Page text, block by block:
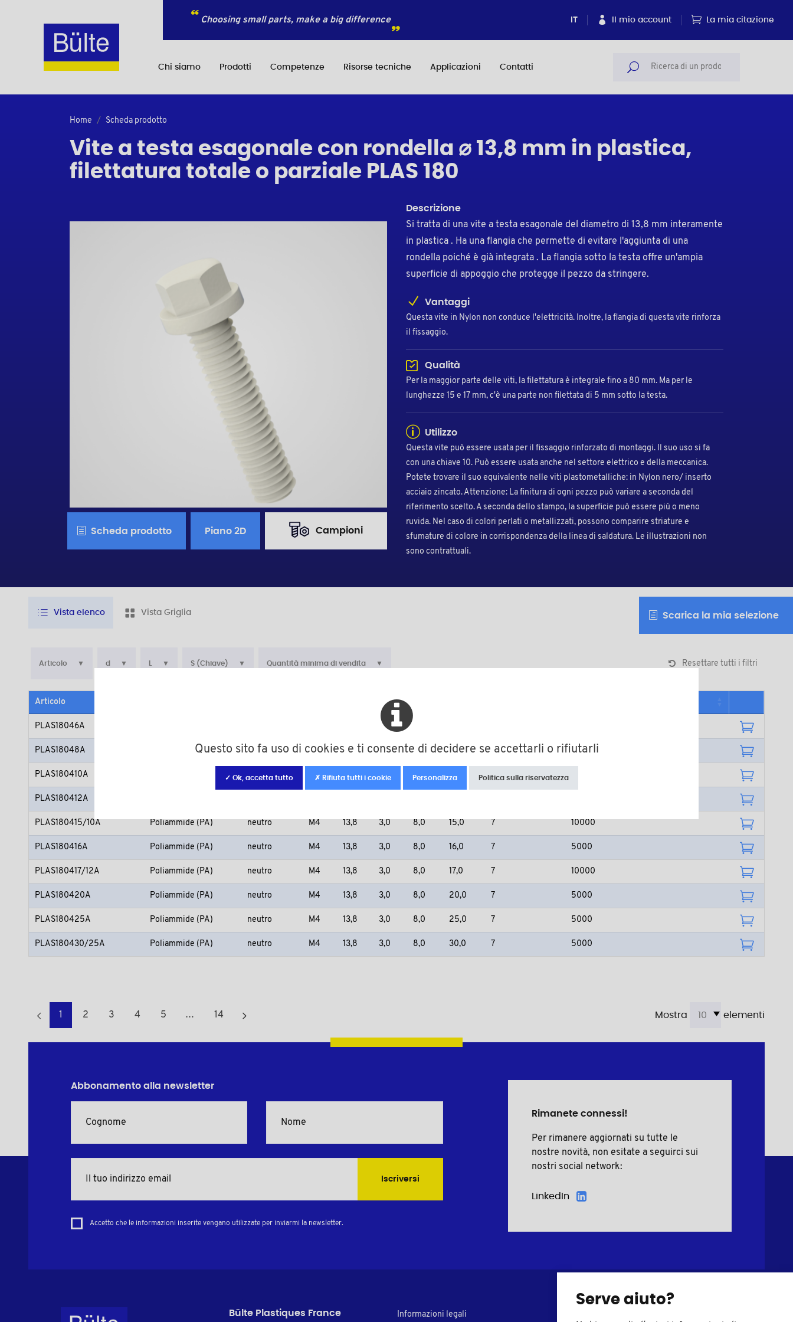
Choosing small parts, make a big difference IT Il mio account La mia citazione
Chi siamo Prodotti Competenze Risorse tecniche Applicazioni Contatti
Home Scheda prodotto
Vite a testa esagonale con rondella ⌀ 13,8 mm in plastica,
filettatura totale o parziale PLAS 180
Scheda prodotto Piano 2D Campioni
Descrizione
Si tratta di una vite a testa esagonale del diametro di 13,8 mm interamente
in plastica . Ha una flangia che permette di evitare l'aggiunta di una
rondella poiché è già integrata . La flangia sotto la testa offre un'ampia
superficie di appoggio che protegge il pezzo da stringere.
Vantaggi
Questa vite in Nylon non conduce l'elettricità. Inoltre, la flangia di questa vite rinforza
il fissaggio.
Qualità
Per la maggior parte delle viti, la filettatura è integrale fino a 80 mm. Ma per le
lunghezze 15 e 17 mm, c'è una parte non filettata di 5 mm sotto la testa.
Utilizzo
Questa vite può essere usata per il fissaggio rinforzato di montaggi. Il suo uso si fa
con una chiave 10. Può essere usata anche nel settore elettrico e della meccanica.
Potete trovare il suo equivalente nelle viti plastometalliche: in Nylon nero/ inserto
acciaio zincato. Attenzione: La finitura di ogni pezzo può variare a seconda del
riferimento scelto. A seconda dello stampo, la superficie può essere più o meno
ruvida. Nel caso di colori perlati o metallizzati, possono comparire striature e
sfumature di colore in corrispondenza della linea di saldatura. Le illustrazioni non
sono contrattuali.
Scarica la mia selezione
Vista elenco Vista Griglia
Resettare tutti i filtri
Articolo d L S (Chiave) Quantità minima di vendita
Articolo
PLAS18046A 3,0
PLAS18048A Poliammide (PA) neutro M4 13,8 3,0 8,0 8,0 7 5000
PLAS180410A neutro M4 13,8 3,0 8,0 10,0 7
PLAS180412A
PLAS180415/10A Poliammide (PA) neutro M4 13,8 3,0 8,0 15,0 7 10000
PLAS180416A Poliammide (PA) neutro M4 13,8 3,0 8,0 16,0 7 5000
PLAS180417/12A Poliammide (PA) neutro M4 13,8 3,0 8,0 17,0 7 10000
PLAS180420A Poliammide (PA) neutro M4 13,8 3,0 8,0 20,0 7 5000
PLAS180425A Poliammide (PA) neutro M4 13,8 3,0 8,0 25,0 7 5000
PLAS180430/25A Poliammide (PA) neutro M4 13,8 3,0 8,0 30,0 7 5000
1 2 3 4 5 … 14 Mostra elementi
Serve aiuto?
Abbonamento alla newsletter
Iscriversi
Accetto che le informazioni inserite vengano utilizzate per inviarmi la newsletter.
Rimanete connessi!
Per rimanere aggiornati su tutte le
nostre novità, non esitate a seguirci sui
nostri social network:
LinkedIn
Bülte Plastiques France Informazioni legali
Questo sito fa uso di cookies e ti consente di decidere se accettarli o rifiutarli
✓ Ok, accetta tutto ✗ Rifiuta tutti i cookie Personalizza Politica sulla riservatezza